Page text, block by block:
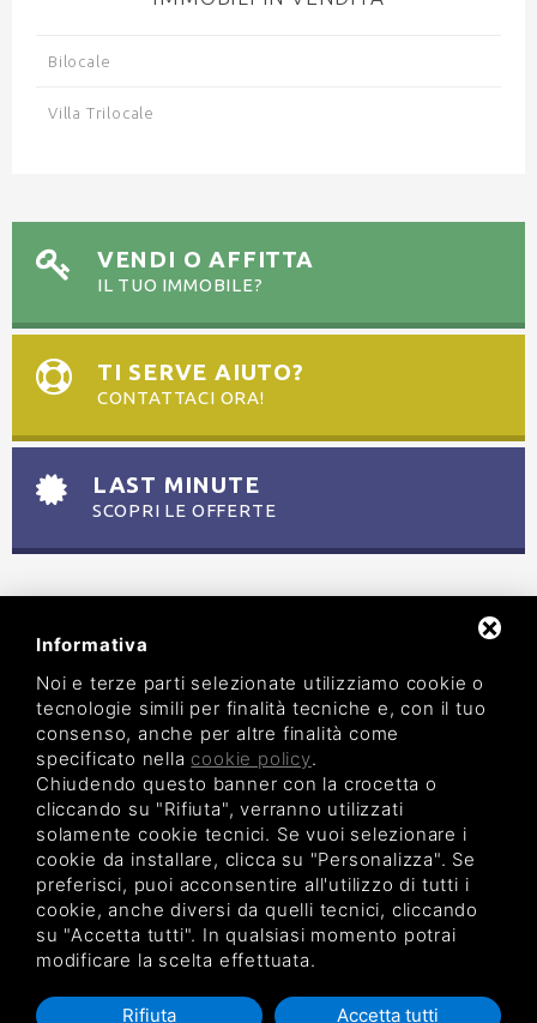
Bilocale
Villa Trilocale
VENDI O AFFITTA
IL TUO IMMOBILE?
TI SERVE AIUTO?
CONTATTACI ORA!
LAST MINUTE
SCOPRI LE OFFERTE
AGENZIA TURISTICA MARIO
via Perugino, 7 - 44029 Lido di Spina (FE)
tel. 0533/333193 -info@agenziaturisticamario.com
p.iva 01089020380 - CIN IT038006B4KDDJNQK5
Privacy Policy | Legal | Sitemap
Informativa
Noi e terze parti selezionate utilizziamo cookie o
tecnologie simili per finalità tecniche e, con il tuo
consenso, anche per altre finalità come
specificato nella cookie policy.
Chiudendo questo banner con la crocetta o
cliccando su "Rifiuta", verranno utilizzati
solamente cookie tecnici. Se vuoi selezionare i
cookie da installare, clicca su "Personalizza". Se
preferisci, puoi acconsentire all'utilizzo di tutti i
cookie, anche diversi da quelli tecnici, cliccando
su "Accetta tutti". In qualsiasi momento potrai
modificare la scelta effettuata.
Rifiuta Accetta tutti